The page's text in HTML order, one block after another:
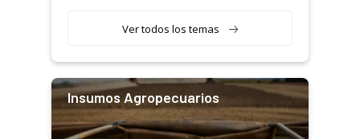
Ver todos los temas
Insumos Agropecuarios